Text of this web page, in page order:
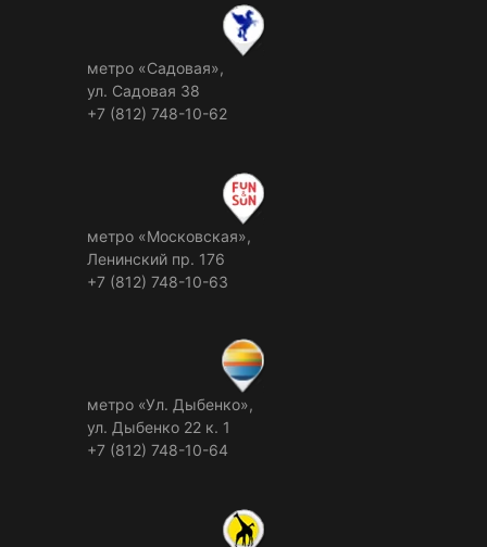
метро «Садовая»,
ул. Садовая 38
+7 (812) 748-10-62
метро «Московская»,
Ленинский пр. 176
+7 (812) 748-10-63
метро «Ул. Дыбенко»,
ул. Дыбенко 22 к. 1
+7 (812) 748-10-64